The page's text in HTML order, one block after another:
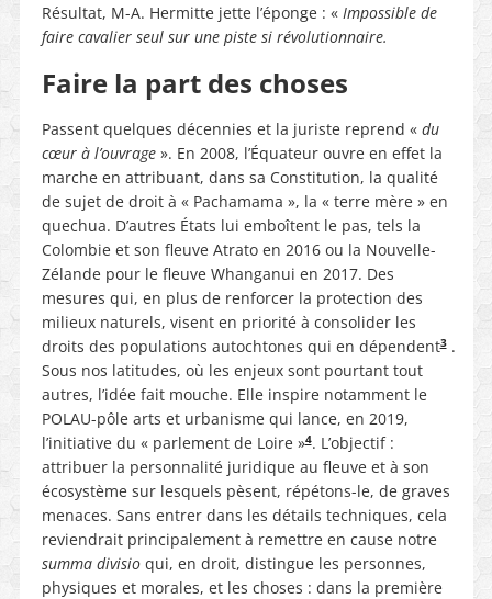
Résultat, M-A. Hermitte jette l’éponge : «Impossible de
faire cavalier seul sur une piste si révolutionnaire.
Faire la part des choses
Passent quelques décennies et la juriste reprend « du
cœur à l’ouvrage ». En 2008, l’Équateur ouvre en effet la
marche en attribuant, dans sa Constitution, la qualité
de sujet de droit à « Pachamama », la « terre mère » en
quechua. D’autres États lui emboîtent le pas, tels la
Colombie et son fleuve Atrato en 2016 ou la Nouvelle-
Zélande pour le fleuve Whanganui en 2017. Des
mesures qui, en plus de renforcer la protection des
milieux naturels, visent en priorité à consolider les
droits des populations autochtones qui en dépendent3.
Sous nos latitudes, où les enjeux sont pourtant tout
autres, l’idée fait mouche. Elle inspire notamment le
POLAU-pôle arts et urbanisme qui lance, en 2019,
l’initiative du « parlement de Loire »4. L’objectif :
attribuer la personnalité juridique au fleuve et à son
écosystème sur lesquels pèsent, répétons-le, de graves
menaces. Sans entrer dans les détails techniques, cela
reviendrait principalement à remettre en cause notre
summa divisioqui, en droit, distingue les personnes,
physiques et morales, et les choses : dans la première